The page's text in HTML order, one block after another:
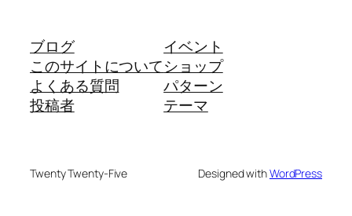
ブログ
このサイトについて
よくある質問
投稿者
イベント
ショップ
パターン
テーマ
Twenty Twenty-Five Designed withWordPress